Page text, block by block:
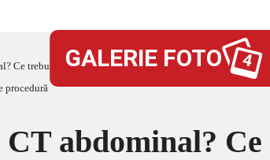
Ce trebuie să știi înainte de procedură
GALERIE FOTO 4
CT abdominal?